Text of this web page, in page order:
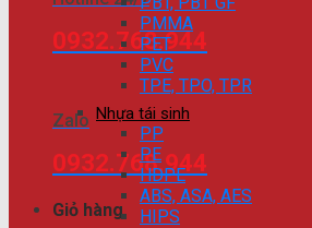
0932.768.944
Zalo
0932.768.944
Giỏ hàng
PMMA
PET
PVC
TPE, TPO, TPR
Nhựa tái sinh
PP
PE
HDPE
ABS, ASA, AES
HIPS